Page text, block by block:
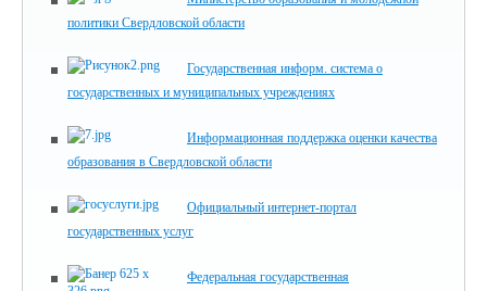
политики Свердловской области
Государственная информ. система о
государственных и муниципальных учреждениях
Информационная поддержка оценки качества
образования в Свердловской области
Официальный интернет-портал
государственных услуг
Федеральная государственная